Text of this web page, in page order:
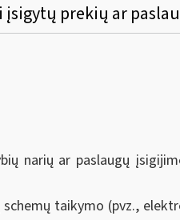
prekių ar
narių ar paslaugų
taikymo (pvz.,